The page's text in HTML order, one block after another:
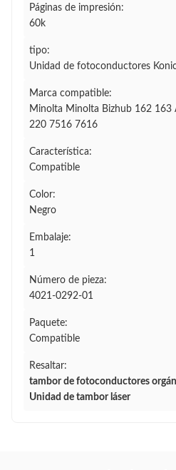
Páginas de impresión:
60k
tipo:
Unidad de fotoconductores
Marca compatible:
Minolta Minolta Bizhub 162
220 7516 7616
Característica:
Compatible
Color:
Negro
Embalaje:
1
Número de pieza:
4021-0292-01
Paquete:
Compatible
Resaltar:
tambor de fotoconductores
Unidad de tambor láser